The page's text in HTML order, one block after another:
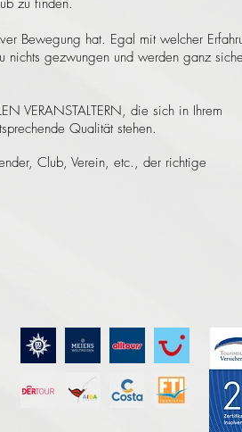
zu finden.
Bewegung hat. Egal mit welcher
gezwungen und werden ganz
VERANSTALTERN, die sich in Ihrem
Qualität stehen.
Club, Verein, etc., der richtige